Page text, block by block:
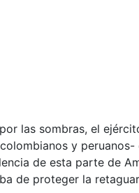
las sombras, el
y
de esta parte de
de proteger la